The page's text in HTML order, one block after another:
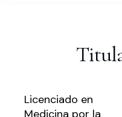
Licenciado en